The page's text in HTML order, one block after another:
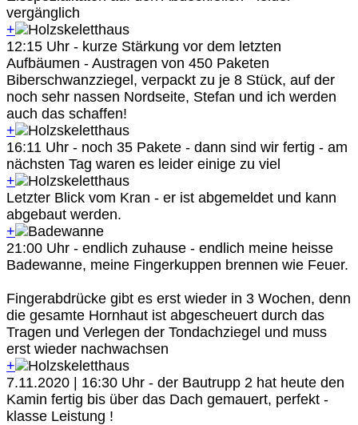
vergänglich
+
12:15 Uhr - kurze Stärkung vor dem letzten
Aufbäumen - Austragen von 450 Paketen
Biberschwanzziegel, verpackt zu je 8 Stück, auf der
noch sehr nassen Nordseite, Stefan und ich werden
auch das schaffen!
+
16:11 Uhr - noch 35 Pakete - dann sind wir fertig - am
nächsten Tag waren es leider einige zu viel
+
Letzter Blick vom Kran - er ist abgemeldet und kann
abgebaut werden.
+
21:00 Uhr - endlich zuhause - endlich meine heisse
Badewanne, meine Fingerkuppen brennen wie Feuer.
Fingerabdrücke gibt es erst wieder in 3 Wochen, denn
die gesamte Hornhaut ist abgescheuert durch das
Tragen und Verlegen der Tondachziegel und muss
erst wieder nachwachsen
+
7.11.2020 | 16:30 Uhr - der Bautrupp 2 hat heute den
Kamin fertig bis über das Dach gemauert, perfekt -
klasse Leistung !